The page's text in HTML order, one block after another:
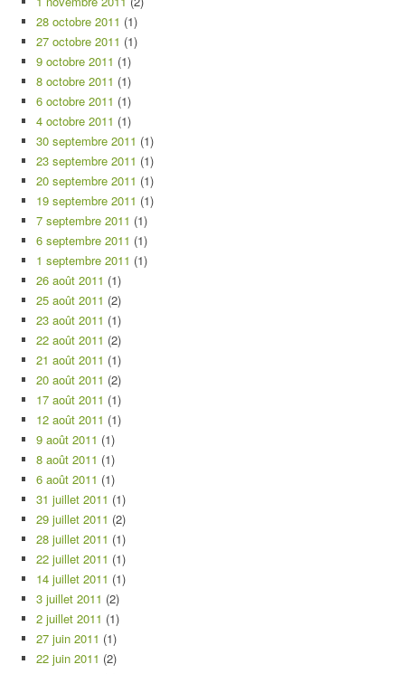
28 octobre 2011 (1)
27 octobre 2011 (1)
9 octobre 2011 (1)
8 octobre 2011 (1)
6 octobre 2011 (1)
4 octobre 2011 (1)
30 septembre 2011 (1)
23 septembre 2011 (1)
20 septembre 2011 (1)
19 septembre 2011 (1)
7 septembre 2011 (1)
6 septembre 2011 (1)
1 septembre 2011 (1)
26 août 2011 (1)
25 août 2011 (2)
23 août 2011 (1)
22 août 2011 (2)
21 août 2011 (1)
20 août 2011 (2)
17 août 2011 (1)
12 août 2011 (1)
9 août 2011 (1)
8 août 2011 (1)
6 août 2011 (1)
31 juillet 2011 (1)
29 juillet 2011 (2)
28 juillet 2011 (1)
22 juillet 2011 (1)
14 juillet 2011 (1)
3 juillet 2011 (2)
2 juillet 2011 (1)
27 juin 2011 (1)
22 juin 2011 (2)